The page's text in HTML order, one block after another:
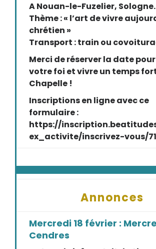
A Nouan-le-Fuzelier, Sologne.
Thème : « l’art de vivre
chrétien »
Transport : train ou
Merci de réserver la date
votre foi et vivre un temps
Chapelle !
Inscriptions en ligne avec ce
formulaire :
https://
ex_activite/inscrivez-vous/
Annonces
Mercredi 18 février :
Cendres